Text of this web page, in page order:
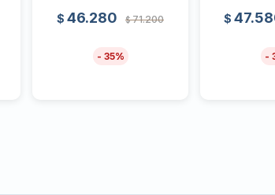
$ 46.280 $ 71.200
35
$